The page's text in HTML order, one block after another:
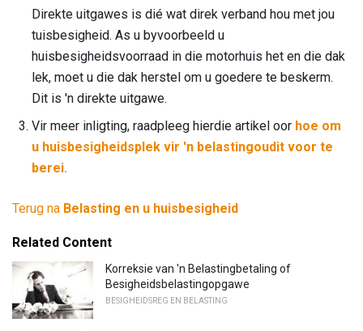
Direkte uitgawes is dié wat direk verband hou met jou
tuisbesigheid. As u byvoorbeeld u
huisbesigheidsvoorraad in die motorhuis het en die dak
lek, moet u die dak herstel om u goedere te beskerm.
Dit is 'n direkte uitgawe.
Vir meer inligting, raadpleeg hierdie artikel oor hoe om
u huisbesigheidsplek vir 'n belastingoudit voor te
berei.
Terug na Belasting en u huisbesigheid
Related Content
Korreksie van 'n Belastingbetaling of
Besigheidsbelastingopgawe
BESIGHEIDSREG EN BELASTING